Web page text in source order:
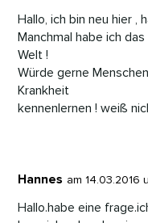
Hallo, ich bin neu hier ,
Manchmal habe ich
Welt !
Würde gerne
Krankheit
kennenlernen ! weiß
Hannes am 14.03.2016
Hallo.habe eine